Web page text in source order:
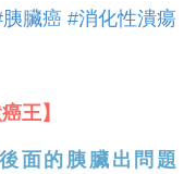
臟癌 #消化性潰瘍
王】
面的胰臟出問題